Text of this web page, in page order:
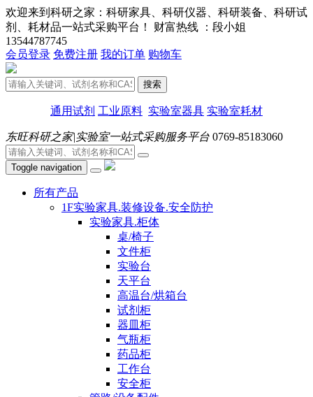
欢迎来到科研之家：科研家具、科研仪器、科研装备、科研试
剂、耗材品一站式采购平台！ 财富热线 ：段小姐
13544787745
会员登录 免费注册 我的订单 购物车
搜索
通用试剂 工业原料 实验室器具 实验室耗材
东旺科研之家|实验室一站式采购服务平台 0769-85183060
Toggle navigation
所有产品
1F实验家具.装修设备.安全防护
实验家具.柜体
桌/椅子
文件柜
实验台
天平台
高温台/烘箱台
试剂柜
器皿柜
气瓶柜
药品柜
工作台
安全柜